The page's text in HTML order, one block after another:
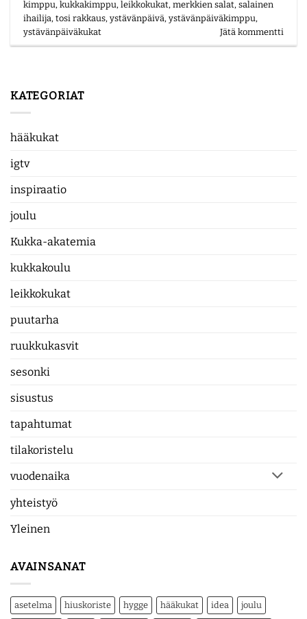
KATEGORIAT
hääkukat
igtv
inspiraatio
joulu
Kukka-akatemia
kukkakoulu
leikkokukat
puutarha
ruukkukasvit
sesonki
sisustus
tapahtumat
tilakoristelu
vuodenaika
yhteistyö
Yleinen
AVAINSANAT
asetelma hiuskoriste hygge hääkukat idea joulu
kimppu,kukkakimppu,leikkokukat,merkkien salat,salainen
ihailija,tosi rakkaus,ystävänpäivä,ystävänpäiväkimppu,
ystävänpäiväkukat
Jätä kommentti